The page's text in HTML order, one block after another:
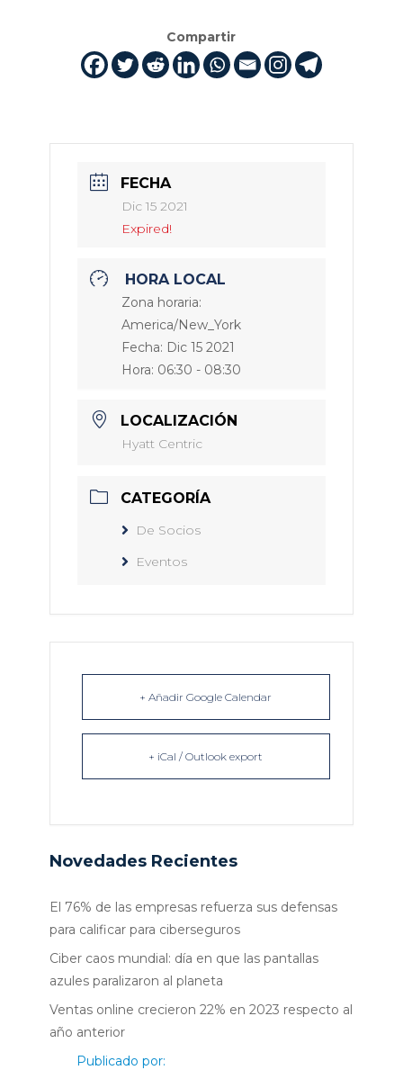
Compartir
FECHA
Dic 15 2021
Expired!
HORA LOCAL
Zona horaria:
America/New_York
Fecha: Dic 15 2021
Hora: 06:30 - 08:30
LOCALIZACIÓN
Hyatt Centric
CATEGORÍA
De Socios
Eventos
+ Añadir Google Calendar
+ iCal / Outlook export
Novedades Recientes
El 76% de las empresas refuerza sus defensas
para calificar para ciberseguros
Ciber caos mundial: día en que las pantallas
azules paralizaron al planeta
Ventas online crecieron 22% en 2023 respecto al
año anterior
Publicado por: